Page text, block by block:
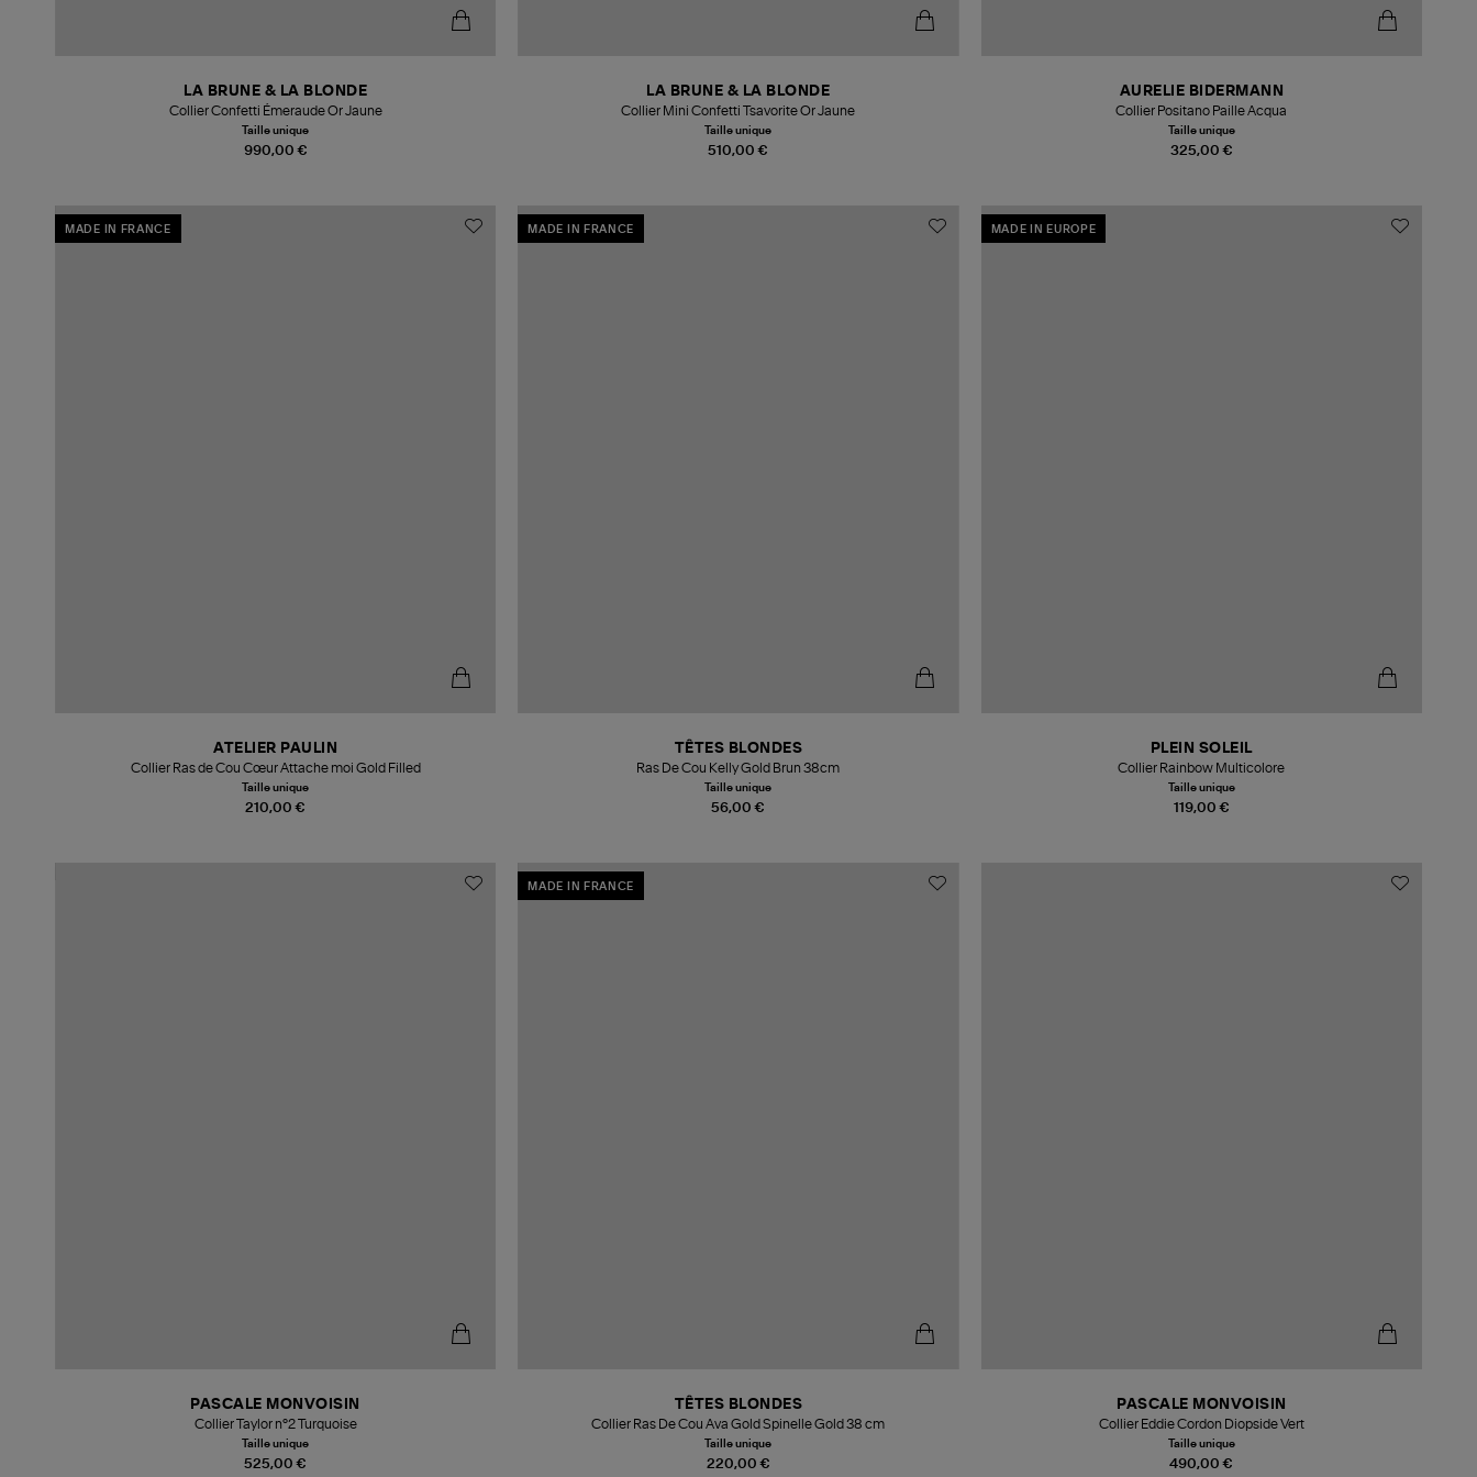
990,00 €
LA BRUNE & LA BLONDE
Collier Confetti Émeraude Or Jaune
Taille unique
510,00 €
LA BRUNE & LA BLONDE
Collier Mini Confetti Tsavorite Or Jaune
Taille unique
325,00 €
AURELIE BIDERMANN
Collier Positano Paille Acqua
Taille unique
MADE IN FRANCE
210,00 €
ATELIER PAULIN
Collier Ras de Cou Cœur Attache moi Gold Filled
Taille unique
MADE IN FRANCE
56,00 €
TÊTES BLONDES
Ras De Cou Kelly Gold Brun 38cm
Taille unique
MADE IN EUROPE
119,00 €
PLEIN SOLEIL
Collier Rainbow Multicolore
Taille unique
525,00 €
PASCALE MONVOISIN
Collier Taylor n°2 Turquoise
Taille unique
MADE IN FRANCE
220,00 €
TÊTES BLONDES
Collier Ras De Cou Ava Gold Spinelle Gold 38 cm
Taille unique
490,00 €
PASCALE MONVOISIN
Collier Eddie Cordon Diopside Vert
Taille unique